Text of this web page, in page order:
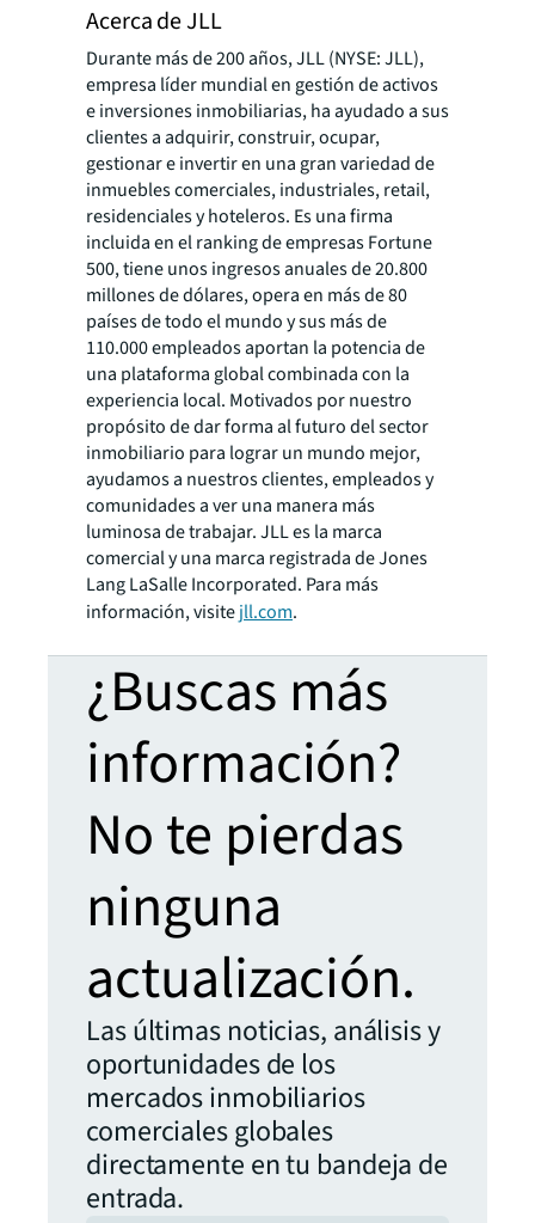
Acerca de JLL
Durante más de 200 años, JLL (NYSE: JLL),
empresa líder mundial en gestión de activos
e inversiones inmobiliarias, ha ayudado a sus
clientes a adquirir, construir, ocupar,
gestionar e invertir en una gran variedad de
inmuebles comerciales, industriales, retail,
residenciales y hoteleros. Es una firma
incluida en el ranking de empresas Fortune
500, tiene unos ingresos anuales de 20.800
millones de dólares, opera en más de 80
países de todo el mundo y sus más de
110.000 empleados aportan la potencia de
una plataforma global combinada con la
experiencia local. Motivados por nuestro
propósito de dar forma al futuro del sector
inmobiliario para lograr un mundo mejor,
ayudamos a nuestros clientes, empleados y
comunidades a ver una manera más
luminosa de trabajar. JLL es la marca
comercial y una marca registrada de Jones
Lang LaSalle Incorporated. Para más
información, visitejll.com.
¿Buscas más
información?
No te pierdas
ninguna
actualización.
Las últimas noticias, análisis y
oportunidades de los
mercados inmobiliarios
comerciales globales
directamente en tu bandeja de
entrada.